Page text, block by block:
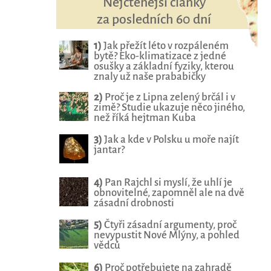
za posledních 60 dní
1) Jak přežít léto v rozpáleném
bytě? Eko-klimatizace z jedné
osušky a základní fyziky, kterou
znaly už naše prababičky
2) Proč je z Lipna zelený brčál i v
zimě? Studie ukazuje něco jiného,
než říká hejtman Kuba
3) Jak a kde v Polsku u moře najít
jantar?
4) Pan Rajchl si myslí, že uhlí je
obnovitelné, zapomněl ale na dvě
zásadní drobnosti
5) Čtyři zásadní argumenty, proč
nevypustit Nové Mlýny, a pohled
vědců
6) Proč potřebujete na zahradě